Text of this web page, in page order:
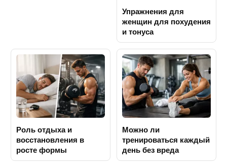
Упражнения для
женщин для похудения
и тонуса
Роль отдыха и
восстановления в
росте формы
Можно ли
тренироваться каждый
день без вреда